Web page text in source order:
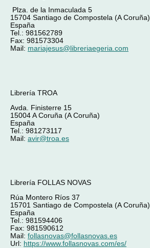
Plza. de la Inmaculada 5
15704 Santiago de Compostela (A Coruña)
España
Tel.: 981562789
Fax: 981573304
Mail: mariajesus@libreriaegeria.com
Librería TROA
Avda. Finisterre 15
15004 A Coruña (A Coruña)
España
Tel.: 981273117
Mail: avir@troa.es
Librería FOLLAS NOVAS
Rúa Montero Ríos 37
15701 Santiago de Compostela (A Coruña)
España
Tel.: 981594406
Fax: 981590612
Mail: follasnovas@follasnovas.es
Url: https://www.follasnovas.com/es/